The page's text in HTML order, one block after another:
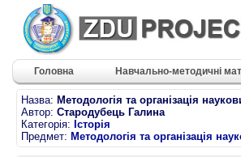
Головна Навчально-методичні
Назва: Методологія та організація
Автор: Стародубець Галина
Категорія: Історія
Предмет: Методологія та організація